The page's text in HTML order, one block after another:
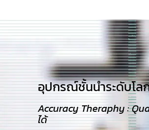
อุปกรณ์ชั้นนำระดับโล
Accuracy Theraphy :
ได้